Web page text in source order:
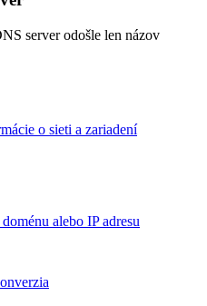
server odošle len názov
o sieti a zariadení
alebo IP adresu